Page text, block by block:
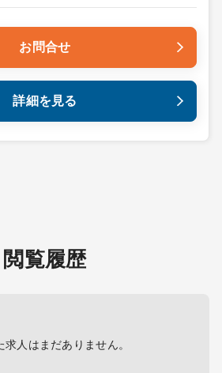
お問合せ
詳細を見る
閲覧履歴
求人はまだありません。